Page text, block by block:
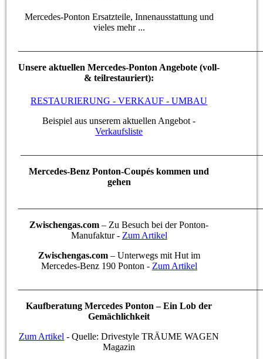
Mercedes-Ponton Ersatzteile, Innenausstattung und
vieles mehr ...
Unsere aktuellen Mercedes-Ponton Angebote (voll-
& teilrestauriert):
RESTAURIERUNG - VERKAUF - UMBAU
Beispiel aus unserem aktuellen Angebot -
Verkaufsliste
Mercedes-Benz Ponton-Coupés kommen und
gehen
Zwischengas.com – Zu Besuch bei der Ponton-
Manufaktur - Zum Artikel
Zwischengas.com– Unterwegs mit Hut im
Mercedes-Benz 190 Ponton - Zum Artikel
Kaufberatung Mercedes Ponton – Ein Lob der
Gemächlichkeit
Zum Artikel - Quelle: Drivestyle TRÄUME WAGEN
Magazin